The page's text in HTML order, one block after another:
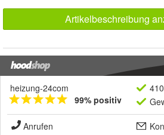
Artikelbeschreibung
heizung-24com
99% positiv
Anrufen